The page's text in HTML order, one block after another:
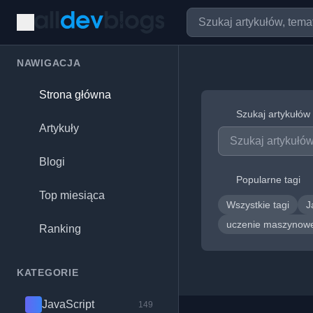
NAWIGACJA
Strona główna
Artykuły
Blogi
Top miesiąca
Ranking
KATEGORIE
JavaScript 149
Szukaj artykułów
Popularne tagi
Wszystkie tagi
uczenie